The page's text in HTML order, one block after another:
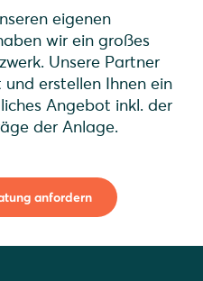
eigenen
wir ein großes
Unsere Partner
erstellen Ihnen ein
Angebot inkl. der
der Anlage.
anfordern